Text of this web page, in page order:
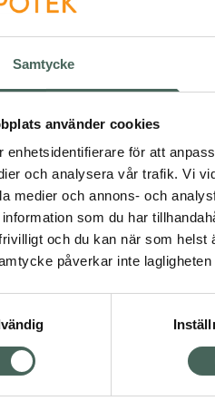
Samtycke
använder cookies
enhetsidentifierare för att
och analysera vår trafik. Vi
medier och annons- och
information som du har
och du kan när som
påverkar inte